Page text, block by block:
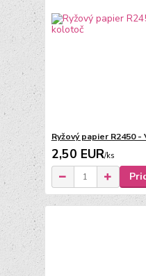
Ryžový papier R2450
2,50 EUR/ks